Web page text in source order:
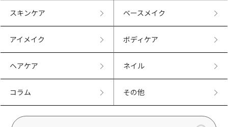
スキンケア ベースメイク
アイメイク ボディケア
ヘアケア ネイル
コラム その他